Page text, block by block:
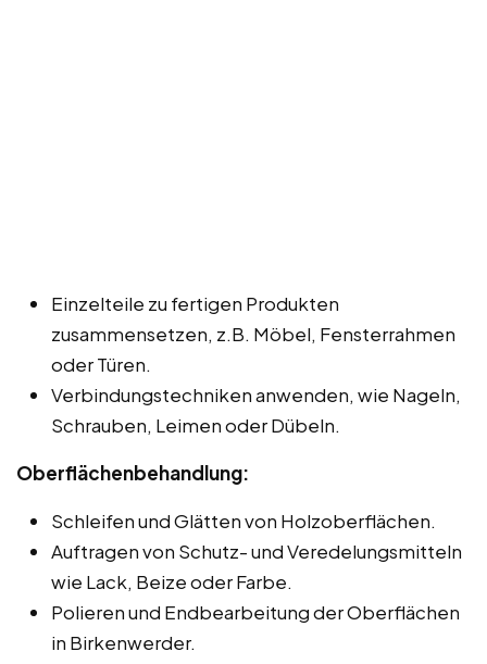
Einzelteile zu fertigen Produkten
zusammensetzen, z.B. Möbel, Fensterrahmen
oder Türen.
Verbindungstechniken anwenden, wie Nageln,
Schrauben, Leimen oder Dübeln.
Oberflächenbehandlung:
Schleifen und Glätten von Holzoberflächen.
Auftragen von Schutz- und Veredelungsmitteln
wie Lack, Beize oder Farbe.
Polieren und Endbearbeitung der Oberflächen
in Birkenwerder.